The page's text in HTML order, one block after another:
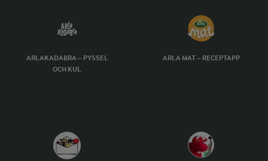
ARLAKADABRA – PYSSEL
OCH KUL
ARLA MAT – RECEPTAPP